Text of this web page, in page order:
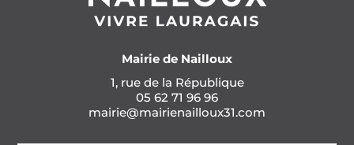
Mairie de Nailloux
1, rue de la République
05 62 71 96 96
mairie@mairienailloux31.com